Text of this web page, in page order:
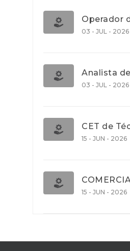
03 - JUL - 2026
03 - JUL - 2026
15 - JUN - 2026
15 - JUN - 2026